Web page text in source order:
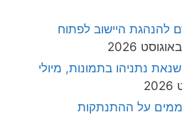
להנהגת היישוב לפתוח
נתניהו בתמונות, מיולי
ממים על ההתנתקות